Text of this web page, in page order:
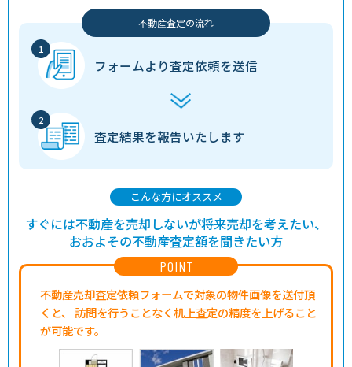
不動産査定の流れ
フォームより査定依頼を送信
査定結果を報告いたします
POINT
不動産売却査定依頼フォームで対象の物件画像を送付頂
くと、
訪問を行うことなく机上査定の精度を上げること
が可能です。
こんな方にオススメ
すぐには不動産を売却しないが将来売却を考えたい、
おおよその不動産査定額を聞きたい方